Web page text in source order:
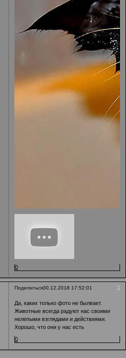
0
Поделиться 5
30.12.2018 17:52:01
Да, каких только фото не былвает.
Животные всегда радуют нас своими
нелепыми взглядами и действиями.
Хорошо, что они у нас есть
0